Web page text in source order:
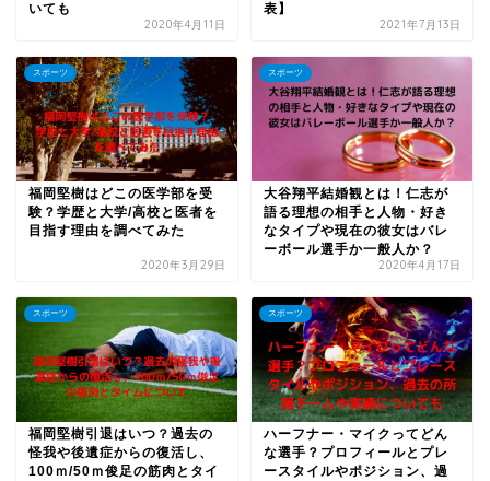
いても
2020年4月11日
表】
2021年7月13日
スポーツ
福岡堅樹はどこの医学部を受
験？学歴と大学/高校と医者を
目指す理由を調べてみた
2020年3月29日
スポーツ
大谷翔平結婚観とは！仁志が
語る理想の相手と人物・好き
なタイプや現在の彼女はバレ
ーボール選手か一般人か？
2020年4月17日
スポーツ
福岡堅樹引退はいつ？過去の
怪我や後遺症からの復活し、
100ｍ/50ｍ俊足の筋肉とタイ
スポーツ
ハーフナー・マイクってどん
な選手？プロフィールとプレ
ースタイルやポジション、過